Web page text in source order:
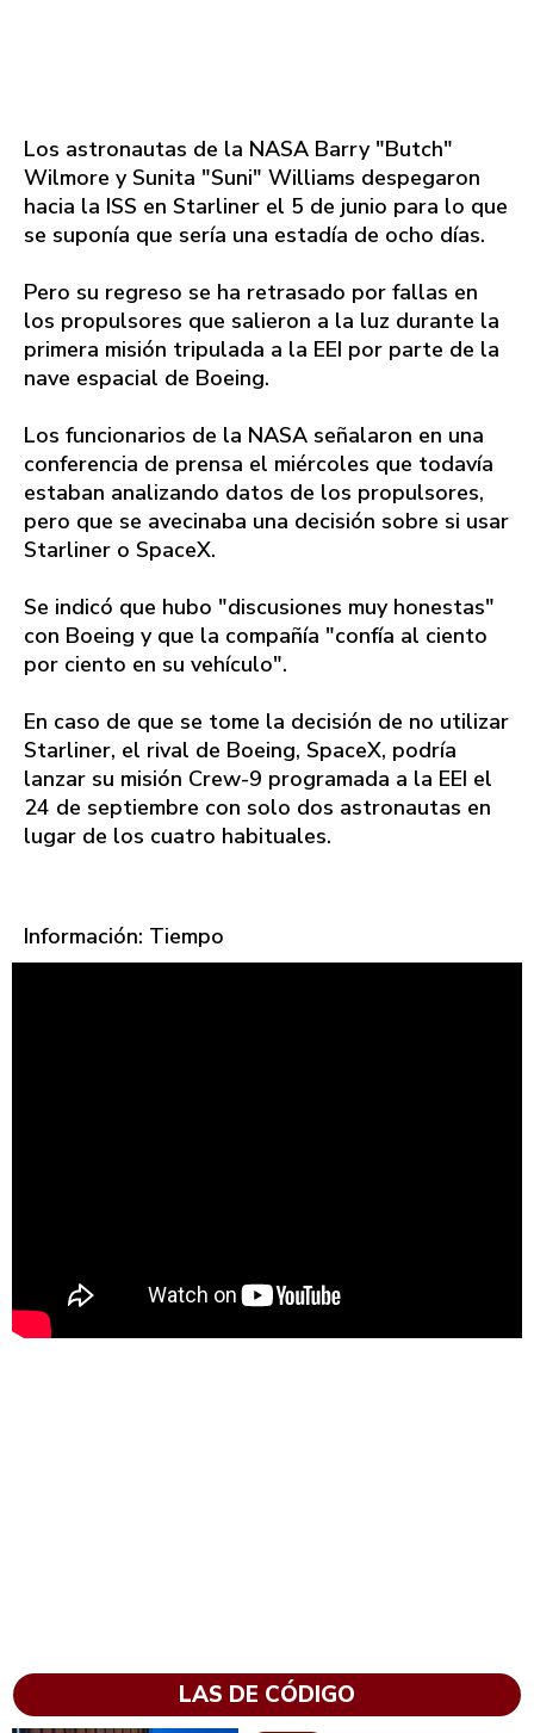
Los astronautas de la NASA Barry "Butch"
Wilmore y Sunita "Suni" Williams despegaron
hacia la ISS en Starliner el 5 de junio para lo que
se suponía que sería una estadía de ocho días.
Pero su regreso se ha retrasado por fallas en
los propulsores que salieron a la luz durante la
primera misión tripulada a la EEI por parte de la
nave espacial de Boeing.
Los funcionarios de la NASA señalaron en una
conferencia de prensa el miércoles que todavía
estaban analizando datos de los propulsores,
pero que se avecinaba una decisión sobre si usar
Starliner o SpaceX.
Se indicó que hubo "discusiones muy honestas"
con Boeing y que la compañía "confía al ciento
por ciento en su vehículo".
En caso de que se tome la decisión de no utilizar
Starliner, el rival de Boeing, SpaceX, podría
lanzar su misión Crew-9 programada a la EEI el
24 de septiembre con solo dos astronautas en
lugar de los cuatro habituales.
Información: Tiempo
LAS DE CÓDIGO